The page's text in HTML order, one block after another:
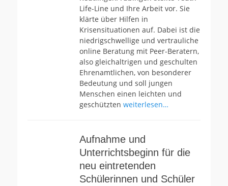
Life-Line und Ihre Arbeit vor. Sie
klärte über Hilfen in
Krisensituationen auf. Dabei ist die
niedrigschwellige und vertrauliche
online Beratung mit Peer-Beratern,
also gleichaltrigen und geschulten
Ehrenamtlichen, von besonderer
Bedeutung und soll jungen
Menschen einen leichten und
geschützten weiterlesen…
Aufnahme und
Unterrichtsbeginn für die
neu eintretenden
Schülerinnen und Schüler